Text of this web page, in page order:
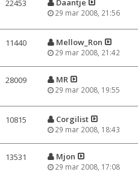
22453
29 mar 2008, 21:56
11440 Mellow_Ron
29 mar 2008, 21:42
28009 MR
29 mar 2008, 19:55
10815 Corgilist
29 mar 2008, 18:43
13531 Mjon
29 mar 2008, 17:08